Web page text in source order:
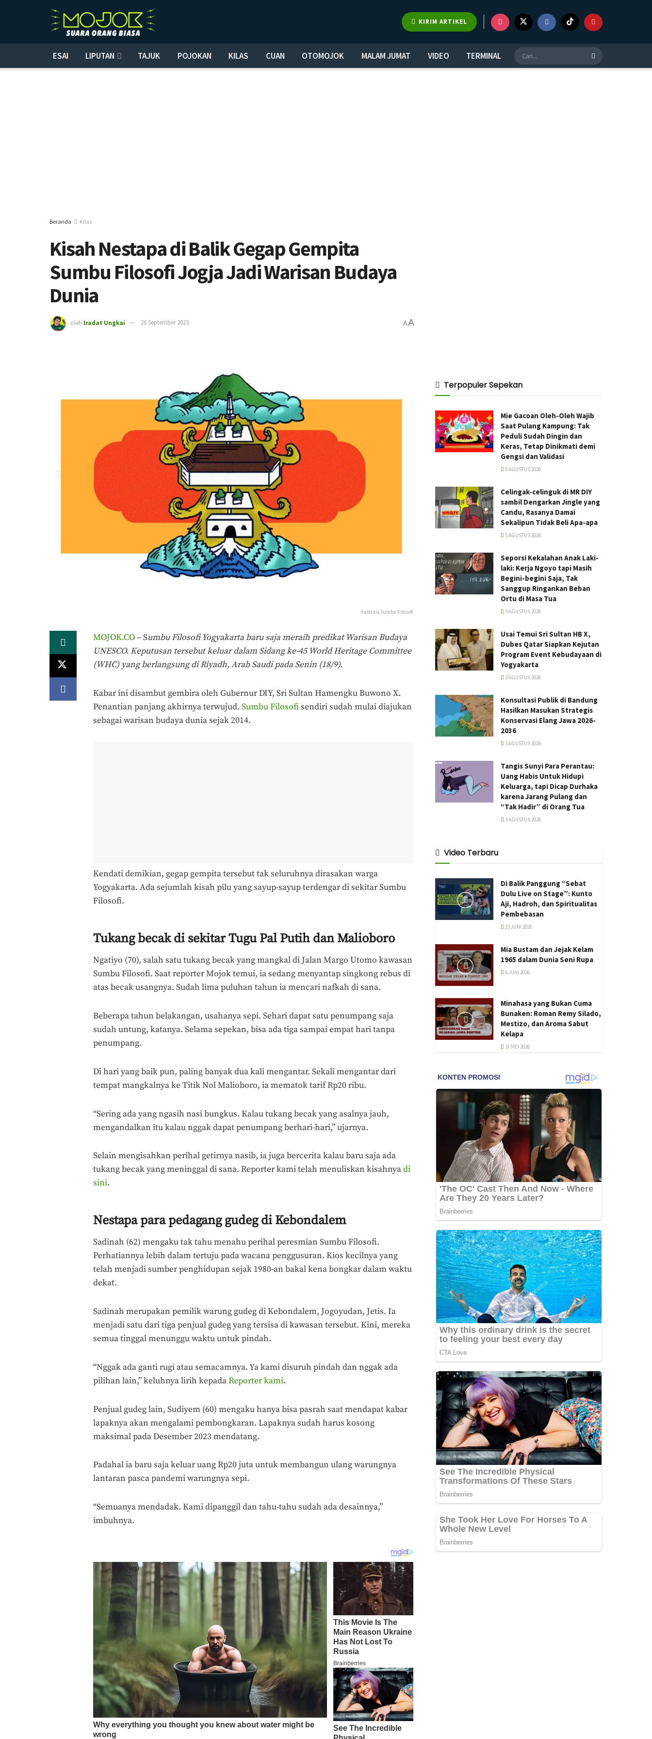
KIRIM ARTIKEL
ESAI LIPUTAN TAJUK POJOKAN KILAS CUAN OTOMOJOK MALAM JUMAT VIDEO TERMINAL
Beranda Kilas
Kisah Nestapa di Balik Gegap Gempita
Sumbu Filosofi Jogja Jadi Warisan Budaya
Dunia
oleh Iradat Ungkai 26 September 2023 AA
Ilustrasi Sumbu Filosofi
MOJOK.CO– Sumbu Filosofi Yogyakarta baru saja meraih predikat Warisan Budaya
UNESCO. Keputusan tersebut keluar dalam Sidang ke-45 World Heritage Committee
(WHC) yang berlangsung di Riyadh, Arab Saudi pada Senin (18/9).
Kabar ini disambut gembira oleh Gubernur DIY, Sri Sultan Hamengku Buwono X.
Penantian panjang akhirnya terwujud. Sumbu Filosofisendiri sudah mulai diajukan
sebagai warisan budaya dunia sejak 2014.
Kendati demikian, gegap gempita tersebut tak seluruhnya dirasakan warga
Yogyakarta. Ada sejumlah kisah pilu yang sayup-sayup terdengar di sekitar Sumbu
Filosofi.
Tukang becak di sekitar Tugu Pal Putih dan Malioboro
Ngatiyo (70), salah satu tukang becak yang mangkal di Jalan Margo Utomo kawasan
Sumbu Filosofi. Saat reporter Mojok temui, ia sedang menyantap singkong rebus di
atas becak usangnya. Sudah lima puluhan tahun ia mencari nafkah di sana.
Beberapa tahun belakangan, usahanya sepi. Sehari dapat satu penumpang saja
sudah untung, katanya. Selama sepekan, bisa ada tiga sampai empat hari tanpa
penumpang.
Di hari yang baik pun, paling banyak dua kali mengantar. Sekali mengantar dari
tempat mangkalnya ke Titik Nol Malioboro, ia mematok tarif Rp20 ribu.
“Sering ada yang ngasih nasi bungkus. Kalau tukang becak yang asalnya jauh,
mengandalkan itu kalau nggak dapat penumpang berhari-hari,” ujarnya.
Selain mengisahkan perihal getirnya nasib, ia juga bercerita kalau baru saja ada
tukang becak yang meninggal di sana. Reporter kami telah menuliskan kisahnyadi
sini.
Nestapa para pedagang gudeg di Kebondalem
Sadinah (62) mengaku tak tahu menahu perihal peresmian Sumbu Filosofi.
Perhatiannya lebih dalam tertuju pada wacana penggusuran. Kios kecilnya yang
telah menjadi sumber penghidupan sejak 1980-an bakal kena bongkar dalam waktu
dekat.
Sadinah merupakan pemilik warung gudeg di Kebondalem, Jogoyudan, Jetis. Ia
menjadi satu dari tiga penjual gudeg yang tersisa di kawasan tersebut. Kini, mereka
semua tinggal menunggu waktu untuk pindah.
“Nggak ada ganti rugi atau semacamnya. Ya kami disuruh pindah dan nggak ada
pilihan lain,” keluhnya lirih kepadaReporter kami.
Penjual gudeg lain, Sudiyem (60) mengaku hanya bisa pasrah saat mendapat kabar
lapaknya akan mengalami pembongkaran. Lapaknya sudah harus kosong
maksimal pada Desember 2023 mendatang.
Padahal ia baru saja keluar uang Rp20 juta untuk membangun ulang warungnya
lantaran pasca pandemi warungnya sepi.
“Semuanya mendadak. Kami dipanggil dan tahu-tahu sudah ada desainnya,”
imbuhnya.
Terpopuler Sepekan
Mie Gacoan Oleh-Oleh Wajib
Saat Pulang Kampung: Tak
Peduli Sudah Dingin dan
Keras, Tetap Dinikmati demi
Gengsi dan Validasi
5 AGUSTUS 2026
Celingak-celinguk di MR DIY
sambil Dengarkan Jingle yang
Candu, Rasanya Damai
Sekalipun Tidak Beli Apa-apa
5 AGUSTUS 2026
Seporsi Kekalahan Anak Laki-
laki: Kerja Ngoyo tapi Masih
Begini-begini Saja, Tak
Sanggup Ringankan Beban
Ortu di Masa Tua
3 AGUSTUS 2026
Usai Temui Sri Sultan HB X,
Dubes Qatar Siapkan Kejutan
Program Event Kebudayaan di
Yogyakarta
3 AGUSTUS 2026
Konsultasi Publik di Bandung
Hasilkan Masukan Strategis
Konservasi Elang Jawa 2026-
2036
3 AGUSTUS 2026
Tangis Sunyi Para Perantau:
Uang Habis Untuk Hidupi
Keluarga, tapi Dicap Durhaka
karena Jarang Pulang dan
“Tak Hadir” di Orang Tua
3 AGUSTUS 2026
Video Terbaru
Di Balik Panggung “Sebat
Dulu Live on Stage”: Kunto
Aji, Hadroh, dan Spiritualitas
Pembebasan
23 JUNI 2026
Mia Bustam dan Jejak Kelam
1965 dalam Dunia Seni Rupa
6 JUNI 2026
Minahasa yang Bukan Cuma
Bunaken: Roman Remy Silado,
Mestizo, dan Aroma Sabut
Kelapa
31 MEI 2026